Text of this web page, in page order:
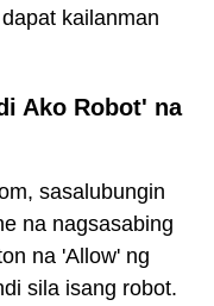
kailanman
Ako Robot' na
sasalubungin
na nagsasabing
na 'Allow' ng
sila isang robot.